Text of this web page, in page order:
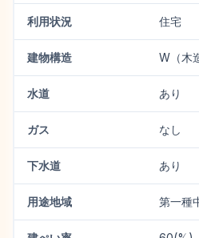
利用状況 住宅
建物構造 W（木
水道 あり
ガス なし
下水道 あり
用途地域 第一種